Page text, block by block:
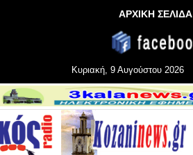
ΑΡΧΙΚΗ ΣΕΛΙΔΑ
Κυριακή, 9 Αυγούστου 2026